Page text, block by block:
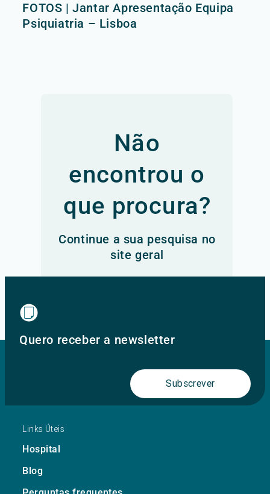
FOTOS | Jantar Apresentação Equipa
Psiquiatria – Lisboa
Não
encontrou o
que procura?
Continue a sua pesquisa no
site geral
Quero receber a newsletter
Subscrever
Links Úteis
Hospital
Blog